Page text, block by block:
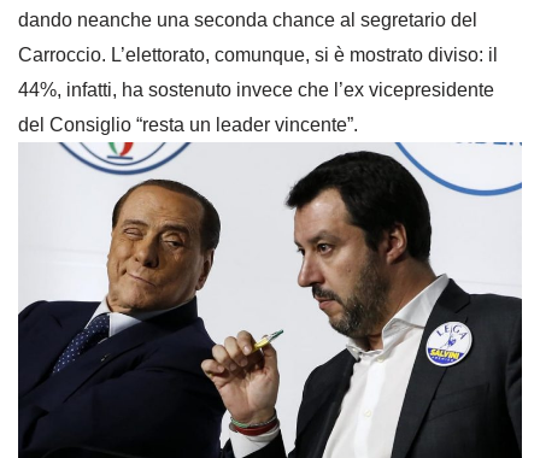
dando neanche una seconda chance al segretario del
Carroccio. L’elettorato, comunque, si è mostrato diviso: il
44%, infatti, ha sostenuto invece che l’ex vicepresidente
del Consiglio “resta un leader vincente”.